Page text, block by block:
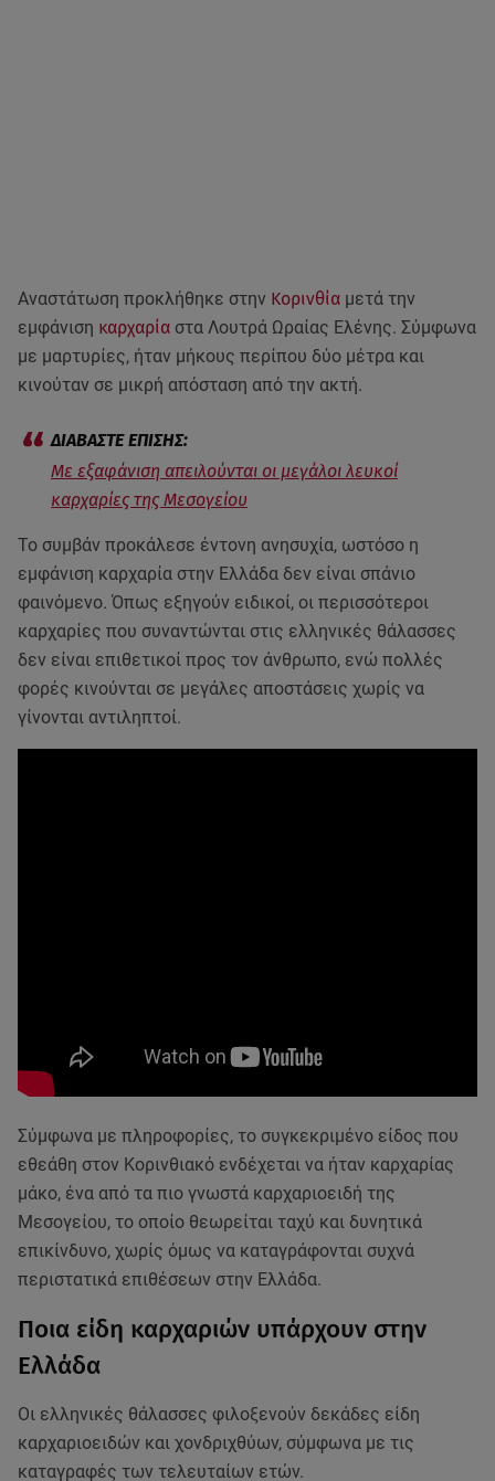
Αναστάτωση προκλήθηκε στην Κορινθία μετά την
εμφάνιση καρχαρία στα Λουτρά Ωραίας Ελένης. Σύμφωνα
με μαρτυρίες, ήταν μήκους περίπου δύο μέτρα και
κινούταν σε μικρή απόσταση από την ακτή.
Mε εξαφάνιση απειλούνται oι μεγάλοι λευκοί
καρχαρίες της Μεσογείου
Το συμβάν προκάλεσε έντονη ανησυχία, ωστόσο η
εμφάνιση καρχαρία στην Ελλάδα δεν είναι σπάνιο
φαινόμενο. Όπως εξηγούν ειδικοί, οι περισσότεροι
καρχαρίες που συναντώνται στις ελληνικές θάλασσες
δεν είναι επιθετικοί προς τον άνθρωπο, ενώ πολλές
φορές κινούνται σε μεγάλες αποστάσεις χωρίς να
γίνονται αντιληπτοί.
Σύμφωνα με πληροφορίες, το συγκεκριμένο είδος που
εθεάθη στον Κορινθιακό ενδέχεται να ήταν καρχαρίας
μάκο, ένα από τα πιο γνωστά καρχαριοειδή της
Μεσογείου, το οποίο θεωρείται ταχύ και δυνητικά
επικίνδυνο, χωρίς όμως να καταγράφονται συχνά
περιστατικά επιθέσεων στην Ελλάδα.
Ποια είδη καρχαριών υπάρχουν στην
Ελλάδα
Οι ελληνικές θάλασσες φιλοξενούν δεκάδες είδη
καρχαριοειδών και χονδριχθύων, σύμφωνα με τις
καταγραφές των τελευταίων ετών.